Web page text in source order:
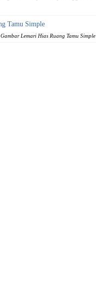
Gambar Lemari Hias Ruang Tamu Simple